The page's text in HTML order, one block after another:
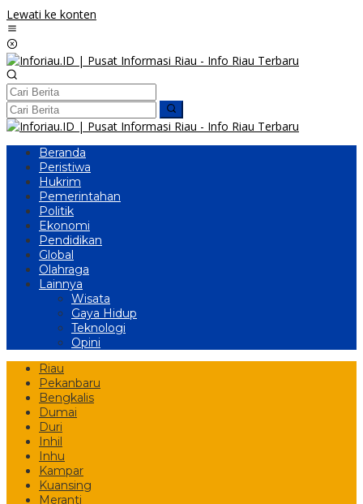
Lewati ke konten
Beranda
Peristiwa
Hukrim
Pemerintahan
Politik
Ekonomi
Pendidikan
Global
Olahraga
Lainnya
Wisata
Gaya Hidup
Teknologi
Opini
Riau
Pekanbaru
Bengkalis
Dumai
Duri
Inhil
Inhu
Kampar
Kuansing
Meranti